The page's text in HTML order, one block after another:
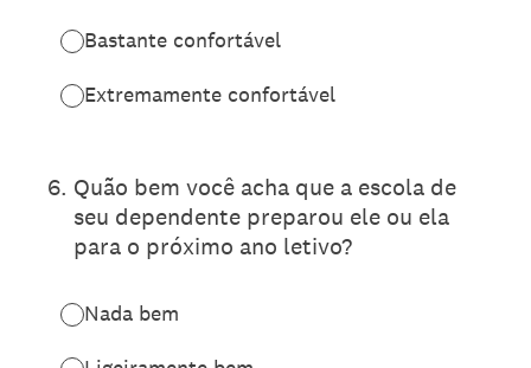
Bastante confortável
Extremamente confortável
6. Quão bem você acha que a escola de
seu dependente preparou ele ou ela
para o próximo ano letivo?
Nada bem